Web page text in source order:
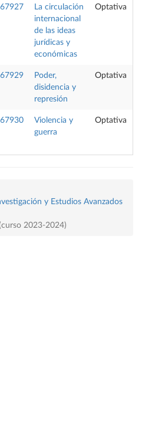
67927
La circulación
internacional
de las ideas
jurídicas y
económicas
Optativa
67929
Poder,
disidencia y
represión
Optativa
67930
Violencia y
guerra
Optativa
y Estudios Avanzados
2023-2024)